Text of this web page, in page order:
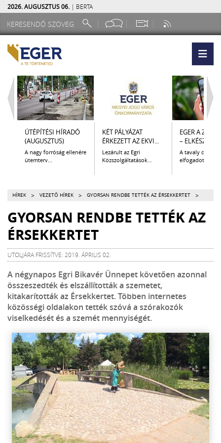
2026. AUGUSZTUS 06. | BERTA
ÚTÉPÍTÉSI HÍRADÓ
(AUGUSZTUS)
A nagy forróság ellenére
ütemterv...
KÉT PÁLYÁZAT
ÉRKEZETT AZ EKVI...
Lezárult az Egri
Közszolgáltatások...
EGER A
– ELKÉSZÜLT
A tavaly
elfogadott
HÍREK > VEZETŐ HÍREK > GYORSAN RENDBE TETTÉK AZ ÉRSEKKERTET >
GYORSAN RENDBE TETTÉK AZ
ÉRSEKKERTET
UTOLJÁRA FRISSÍTVE: 2019. ÁPRILIS 02.
A négynapos Egri Bikavér Ünnepet követően azonnal
összeszedték és elszállították a szemetet,
kitakarították az Érsekkertet. Többen internetes
közösségi oldalakon tették szóvá a szórakozók
viselkedését és a szemét mennyiségét.